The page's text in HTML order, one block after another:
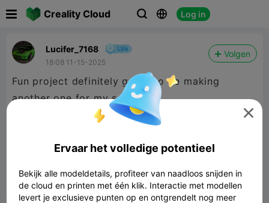
Creality Cloud   Log in
Lucifer_7168
18:08 11-15-2025
Volgen
Fun project definitely going to be making
another one for my son.
 Rapporteren 6 

Ervaar het volledige potentieel
Bekijk alle modeldetails, profiteer van naadloos snijden in
de cloud en printen met één klik. Interactie met modellen
levert je exclusieve punten op en ontgrendelt nog meer